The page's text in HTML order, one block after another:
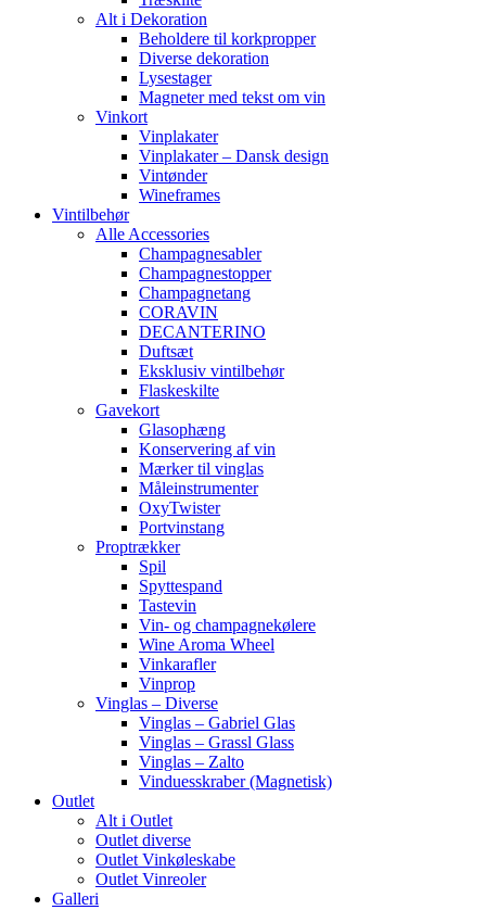
Alt i Dekoration
Beholdere til korkpropper
Diverse dekoration
Lysestager
Magneter med tekst om vin
Vinkort
Vinplakater
Vinplakater – Dansk design
Vintønder
Wineframes
Vintilbehør
Alle Accessories
Champagnesabler
Champagnestopper
Champagnetang
CORAVIN
DECANTERINO
Duftsæt
Eksklusiv vintilbehør
Flaskeskilte
Gavekort
Glasophæng
Konservering af vin
Mærker til vinglas
Måleinstrumenter
OxyTwister
Portvinstang
Proptrækker
Spil
Spyttespand
Tastevin
Vin- og champagnekølere
Wine Aroma Wheel
Vinkarafler
Vinprop
Vinglas – Diverse
Vinglas – Gabriel Glas
Vinglas – Grassl Glass
Vinglas – Zalto
Vinduesskraber (Magnetisk)
Outlet
Alt i Outlet
Outlet diverse
Outlet Vinkøleskabe
Outlet Vinreoler
Galleri